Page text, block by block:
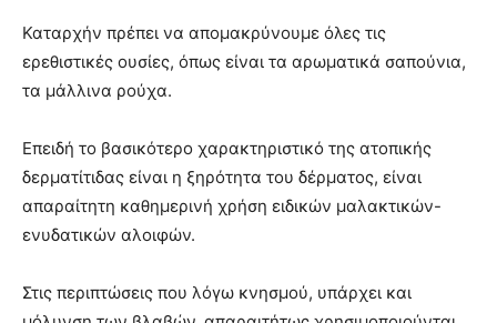
Καταρχήν πρέπει να απομακρύνουμε όλες τις
ερεθιστικές ουσίες, όπως είναι τα αρωματικά σαπούνια,
τα μάλλινα ρούχα.
Επειδή το βασικότερο χαρακτηριστικό της ατοπικής
δερματίτιδας είναι η ξηρότητα του δέρματος, είναι
απαραίτητη καθημερινή χρήση ειδικών μαλακτικών-
ενυδατικών αλοιφών.
Στις περιπτώσεις που λόγω κνησμού, υπάρχει και